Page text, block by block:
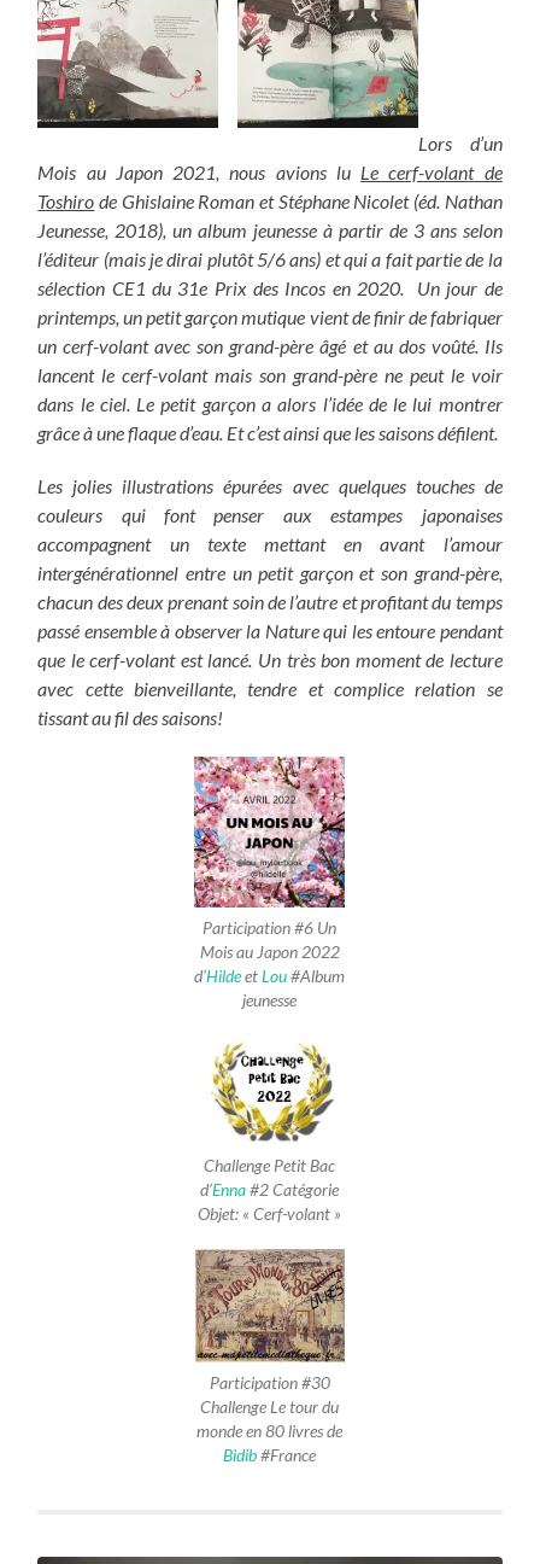
Lors d’un
Mois au Japon 2021, nous avions lu Le cerf-volant de
Toshiro de Ghislaine Roman et Stéphane Nicolet (éd. Nathan
Jeunesse, 2018), un album jeunesse à partir de 3 ans selon
l’éditeur (mais je dirai plutôt 5/6 ans) et qui a fait partie de la
sélection CE1 du 31e Prix des Incos en 2020. Un jour de
printemps, un petit garçon mutique vient de finir de fabriquer
un cerf-volant avec son grand-père âgé et au dos voûté. Ils
lancent le cerf-volant mais son grand-père ne peut le voir
dans le ciel. Le petit garçon a alors l’idée de le lui montrer
grâce à une flaque d’eau. Et c’est ainsi que les saisons défilent.
Les jolies illustrations épurées avec quelques touches de
couleurs qui font penser aux estampes japonaises
accompagnent un texte mettant en avant l’amour
intergénérationnel entre un petit garçon et son grand-père,
chacun des deux prenant soin de l’autre et profitant du temps
passé ensemble à observer la Nature qui les entoure pendant
que le cerf-volant est lancé. Un très bon moment de lecture
avec cette bienveillante, tendre et complice relation se
tissant au fil des saisons!
Participation #6 Un
Mois au Japon 2022
d’HildeetLou#Album
jeunesse
Challenge Petit Bac
d’Enna#2 Catégorie
Objet: « Cerf-volant »
Participation #30
Challenge Le tour du
monde en 80 livres de
Bidib#France